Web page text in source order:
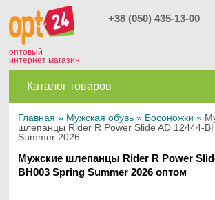
оптовый
интернет магазин
+38 (050) 435-13-00
Каталог товаров
Главная » Мужская обувь » Босоножки »
шлепанцы Rider R Power Slide AD 12444-
Summer 2026
Мужские шлепанцы Rider R Power
BH003 Spring Summer 2026 оптом